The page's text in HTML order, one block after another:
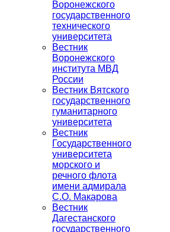
Воронежского
государственного
технического
университета
Вестник
Воронежского
института МВД
России
Вестник Вятского
государственного
гуманитарного
университета
Вестник
Государственного
университета
морского и
речного флота
имени адмирала
С.О. Макарова
Вестник
Дагестанского
государственного